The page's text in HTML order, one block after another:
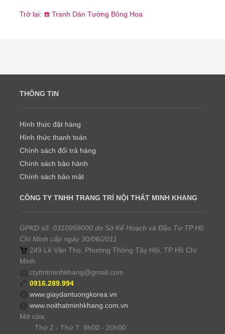
Trở lại: ☎️ Tranh Dán Tường Bông Hoa
THÔNG TIN
Hình thức đặt hàng
Hình thức thanh toán
Chính sách đổi trả hàng
Chính sách bảo hành
Chính sách bảo mật
CÔNG TY TNHH TRANG TRÍ NỘI THẤT MINH KHANG
GPKD số: 0310958000 do Sở Kế Hoạch và Đầu Tư TP Hồ
Chí Minh cấp ngày 30/06/2011
249 Lê Văn Thọ, Phường Thông Tây Hội, TP Hồ Chí
Minh
ctyttntminhkhang@gmail.com
0916.289.994
www.giaydantuongkorea.vn
www.noithatminhkhang.com.vn
Mở cửa:
Thứ 2 - Thứ 7: 8h00 - 20h00